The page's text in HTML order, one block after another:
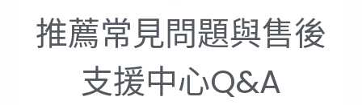
推薦常見問題與售後
支援中心Q&A